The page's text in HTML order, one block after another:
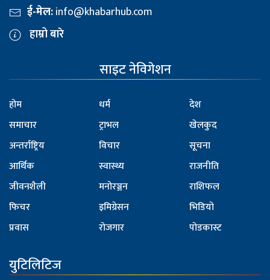
ई-मेल:info@khabarhub.com
हाम्रो बारे
साइट नेविगेशन
होम
समाचार
अन्तर्राष्ट्रिय
आर्थिक
जीवनशैली
फिचर
प्रवास
धर्म
ट्राभल
विचार
स्वास्थ्य
मनोरञ्जन
इमिग्रेसन
रोजगार
देश
खेलकुद
सूचना
राजनीति
राशिफल
भिडियो
पोडकास्ट
युटिलिटिज